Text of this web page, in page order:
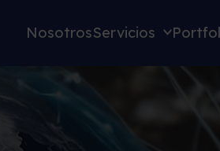
NosotrosServicios